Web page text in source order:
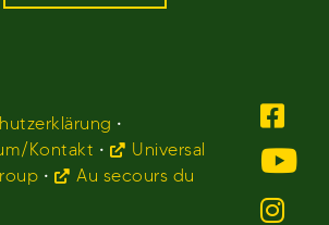
•
Kontakt •
Universal
•
Au secours du